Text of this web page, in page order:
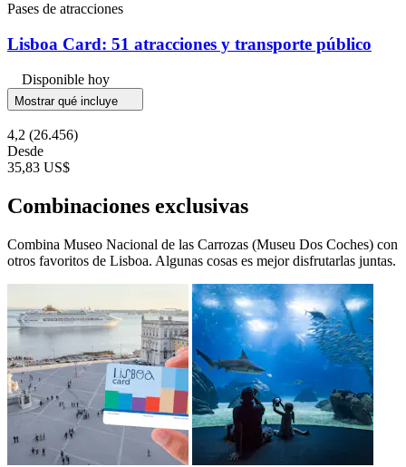
Pases de atracciones
Lisboa Card: 51 atracciones y transporte público
Disponible hoy
Mostrar qué incluye
4,2 (26.456)
Desde
35,83 US$
Combinaciones exclusivas
Combina Museo Nacional de las Carrozas (Museu Dos Coches) con
otros favoritos de Lisboa. Algunas cosas es mejor disfrutarlas juntas.